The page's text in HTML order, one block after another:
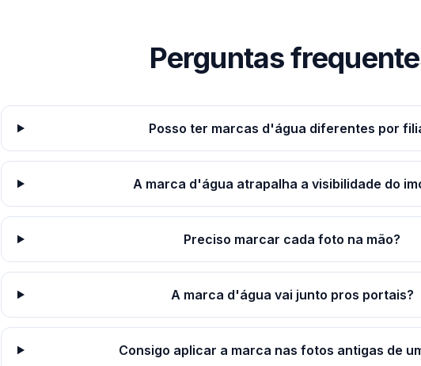
Perguntas
Posso ter marcas d'água diferentes por
A marca d'água atrapalha a visibilidade do
Preciso marcar cada foto na mão?
A marca d'água vai junto pros portais?
Consigo aplicar a marca nas fotos antigas de